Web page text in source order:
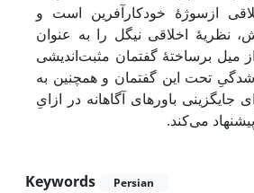
ازسوژۀ خودکارآفرین است و
نظریۀ اخلاقی نیگل را به عنوان
میل برساختۀ گفتمان مثبتاندیشی
شدگیِ تحت این گفتمان و همچنین به
جایگزینی باورهای آگاهانه در ازایِ
میکند.
Keywords Persian